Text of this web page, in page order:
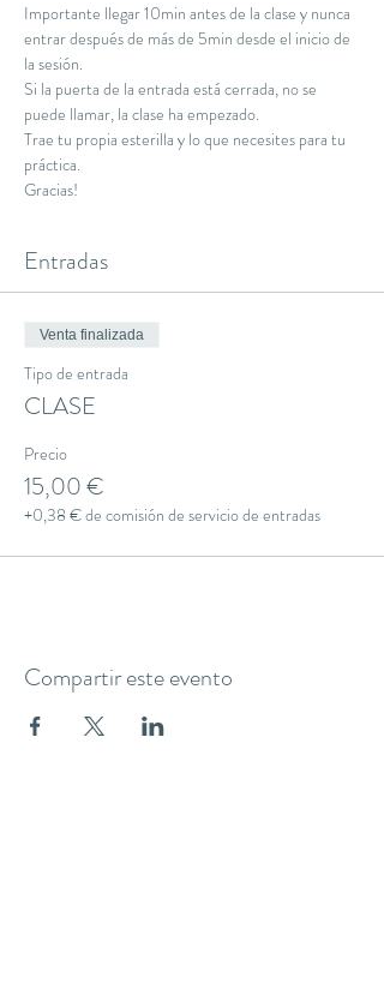
Importante llegar 10min antes de la clase y nunca
entrar después de más de 5min desde el inicio de
la sesión.
Si la puerta de la entrada está cerrada, no se
puede llamar, la clase ha empezado.
Trae tu propia esterilla y lo que necesites para tu
práctica.
Gracias!
Entradas
Venta finalizada
Tipo de entrada
CLASE
Precio
15,00 €
+0,38 € de comisión de servicio de entradas
Compartir este evento